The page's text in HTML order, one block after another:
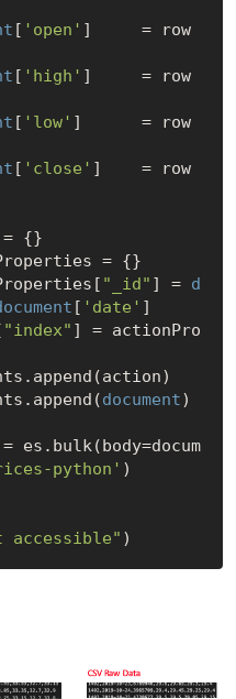
[ 'open' ]     = row
[ 'high' ]     = row
[ 'low' ]      = row
[ 'close' ]    = row
actionProperties[
"_id" ] = d
[ 'date' ]
"index" ] = actionPro
documents.append(
document)
python' )
accessible"